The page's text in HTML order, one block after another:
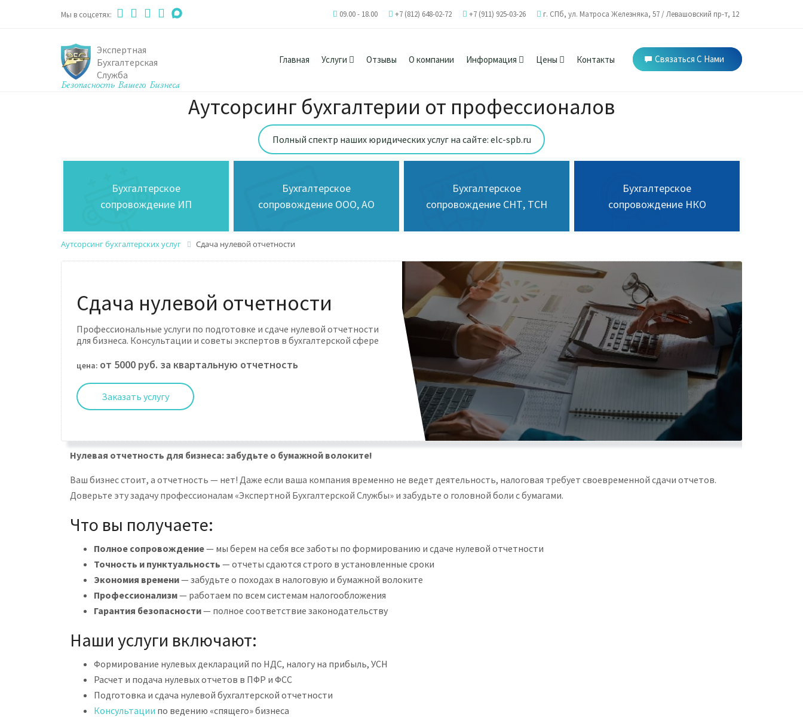
Мы в соцсетях: 09.00 - 18.00 +7 (812) 648-02-72 +7 (911) 925-03-26 г. СПб, ул. Матроса Железняка, 57 /Левашовский пр-т, 12
Экспертная
Бухгалтерская
Служба
Главная Услуги Отзывы О компании Информация Цены Контакты Связаться С Нами
Аутсорсинг бухгалтерии от профессионалов
Полный спектр наших юридических услуг на сайте: elc-spb.ru
Бухгалтерское
сопровождение ИП
Бухгалтерское
сопровождение ООО, АО
Бухгалтерское
сопровождение СНТ, ТСН
Бухгалтерское
сопровождение НКО
Аутсорсинг бухгалтерских услуг Сдача нулевой отчетности
Сдача нулевой отчетности
Профессиональные услуги по подготовке и сдаче нулевой отчетности
для бизнеса. Консультации и советы экспертов в бухгалтерской сфере
цена: от 5000 руб. за квартальную отчетность
Заказать услугу
Нулевая отчетность для бизнеса: забудьте о бумажной волоките!
Ваш бизнес стоит, а отчетность — нет! Даже если ваша компания временно не ведет деятельность, налоговая требует своевременной сдачи отчетов.
Доверьте эту задачу профессионалам «Экспертной Бухгалтерской Службы» и забудьте о головной боли с бумагами.
Что вы получаете:
Полное сопровождение— мы берем на себя все заботы по формированию и сдаче нулевой отчетности
Точность и пунктуальность — отчеты сдаются строго в установленные сроки
Экономия времени— забудьте о походах в налоговую и бумажной волоките
Профессионализм— работаем по всем системам налогообложения
Гарантия безопасности— полное соответствие законодательству
Наши услуги включают:
Формирование нулевых деклараций по НДС, налогу на прибыль, УСН
Расчет и подача нулевых отчетов в ПФР и ФСС
Подготовка и сдача нулевой бухгалтерской отчетности
Консультации по ведению «спящего» бизнеса